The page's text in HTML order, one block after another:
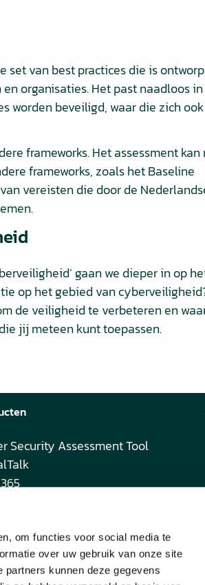
om functies voor social media te
over uw gebruik van onze site
kunnen deze gegevens
set van best practices die is
organisaties. Het past naadloos
worden beveiligd, waar die zich
frameworks. Het assessment
frameworks, zoals het Baseline
vereisten die door de
gaan we dieper in op
op het gebied van
de veiligheid te verbeteren en
jij meteen kunt toepassen.
Security Assessment Tool